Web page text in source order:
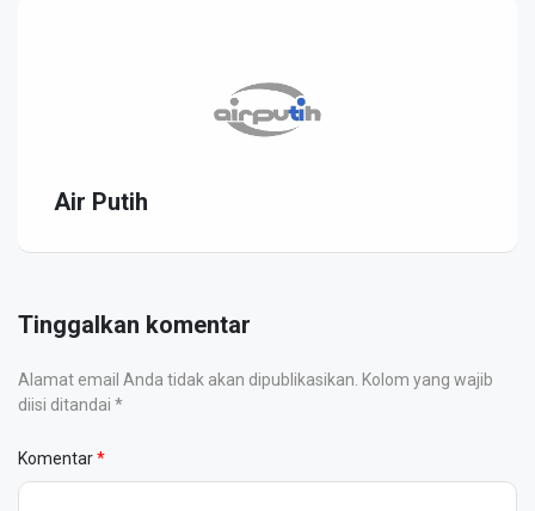
Air Putih
Tinggalkan komentar
Alamat email Anda tidak akan dipublikasikan. Kolom yang wajib
diisi ditandai *
Komentar